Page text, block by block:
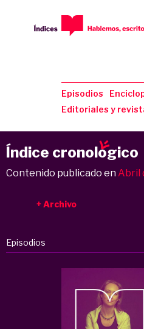
Episodios
Editoriales y
Índice cronologico
Contenido publicado en Abril
Archivo
Episodios